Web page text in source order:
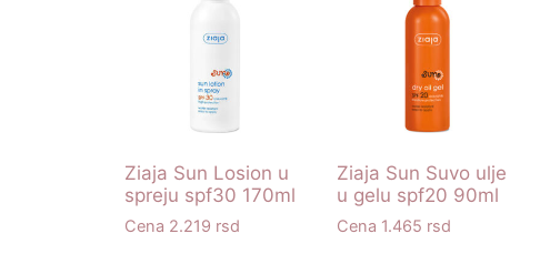
Ziaja Sun Losion u
spreju spf30 170ml
2.219 rsd
Ziaja Sun Suvo ulje
u gelu spf20 90ml
1.465 rsd